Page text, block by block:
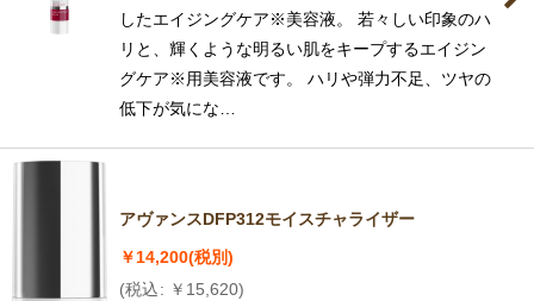
したエイジングケア※美容液。 若々しい印象のハ
リと、輝くような明るい肌をキープするエイジン
グケア※用美容液です。 ハリや弾力不足、ツヤの
低下が気にな…
アヴァンスDFP312モイスチャライザー
￥14,200(税別)
(税込: ￥ 15,620)